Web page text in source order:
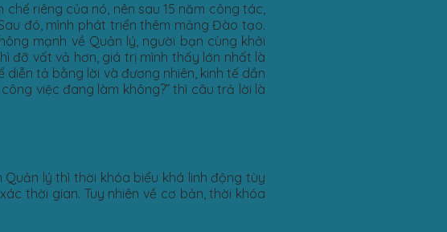
riêng của nó, nên sau 15 năm công tác,
đó, mình phát triển thêm mảng Đào tạo.
mạnh về Quản lý, người bạn cùng khởi
đỡ vất vả hơn, giá trị mình thấy lớn nhất là
tả bằng lời và đương nhiên, kinh tế dần
việc đang làm không?” thì câu trả lời là
lý thì thời khóa biểu khá linh động tùy
thời gian. Tuy nhiên về cơ bản, thời khóa